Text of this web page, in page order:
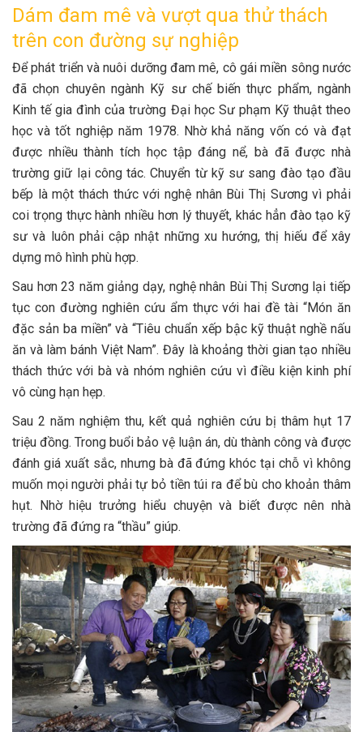
Dám đam mê và vượt qua thử thách
trên con đường sự nghiệp
Để phát triển và nuôi dưỡng đam mê, cô gái miền sông nước
đã chọn chuyên ngành Kỹ sư chế biến thực phẩm, ngành
Kinh tế gia đình của trường Đại học Sư phạm Kỹ thuật theo
học và tốt nghiệp năm 1978. Nhờ khả năng vốn có và đạt
được nhiều thành tích học tập đáng nể, bà đã được nhà
trường giữ lại công tác. Chuyển từ kỹ sư sang đào tạo đầu
bếp là một thách thức với nghệ nhân Bùi Thị Sương vì phải
coi trọng thực hành nhiều hơn lý thuyết, khác hẳn đào tạo kỹ
sư và luôn phải cập nhật những xu hướng, thị hiếu để xây
dựng mô hình phù hợp.
Sau hơn 23 năm giảng dạy, nghệ nhân Bùi Thị Sương lại tiếp
tục con đường nghiên cứu ẩm thực với hai đề tài “Món ăn
đặc sản ba miền” và “Tiêu chuẩn xếp bậc kỹ thuật nghề nấu
ăn và làm bánh Việt Nam”. Đây là khoảng thời gian tạo nhiều
thách thức với bà và nhóm nghiên cứu vì điều kiện kinh phí
vô cùng hạn hẹp.
Sau 2 năm nghiệm thu, kết quả nghiên cứu bị thâm hụt 17
triệu đồng. Trong buổi bảo vệ luận án, dù thành công và được
đánh giá xuất sắc, nhưng bà đã đứng khóc tại chỗ vì không
muốn mọi người phải tự bỏ tiền túi ra để bù cho khoản thâm
hụt. Nhờ hiệu trưởng hiểu chuyện và biết được nên nhà
trường đã đứng ra “thầu” giúp.